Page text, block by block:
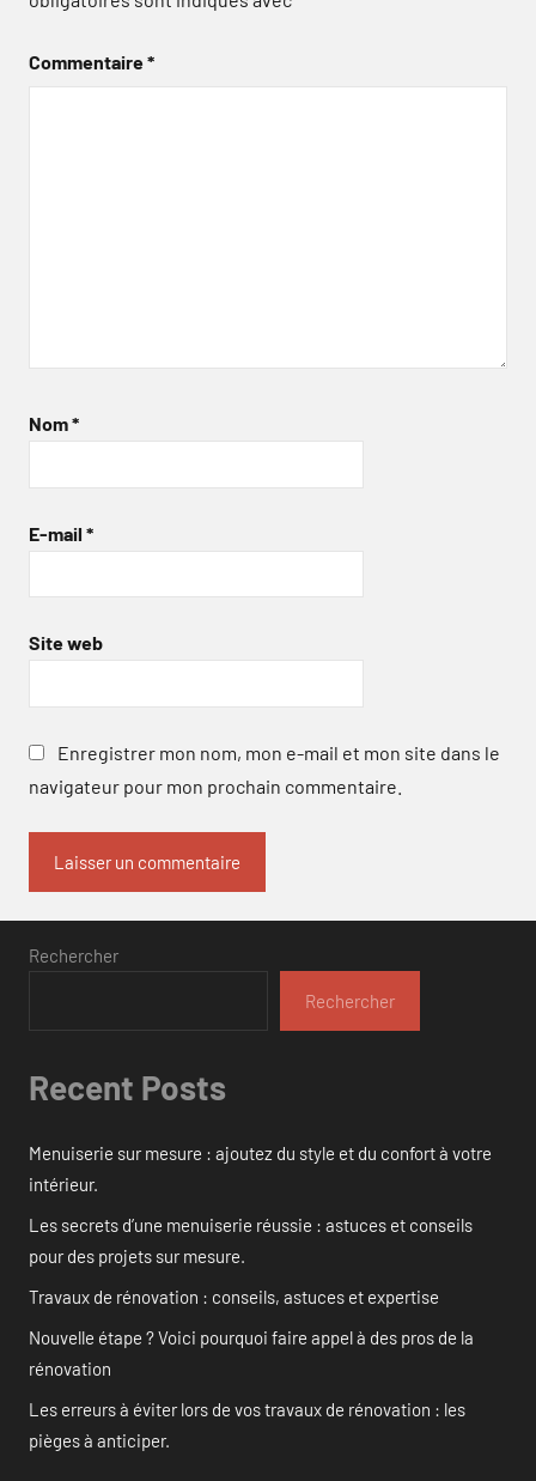
Commentaire*
Nom*
E-mail *
Site web
Enregistrer mon nom, mon e-mail et mon site dans le
navigateur pour mon prochain commentaire.
Rechercher
Rechercher
Recent Posts
Menuiserie sur mesure : ajoutez du style et du confort à votre
intérieur.
Les secrets d’une menuiserie réussie : astuces et conseils
pour des projets sur mesure.
Travaux de rénovation : conseils, astuces et expertise
Nouvelle étape ? Voici pourquoi faire appel à des pros de la
rénovation
Les erreurs à éviter lors de vos travaux de rénovation : les
pièges à anticiper.